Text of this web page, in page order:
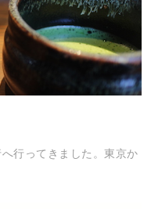
行ってきました。東京か